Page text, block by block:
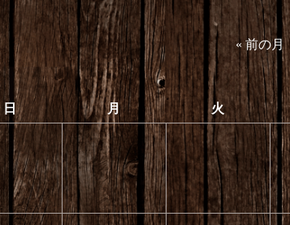
« 前の月
日 月 火